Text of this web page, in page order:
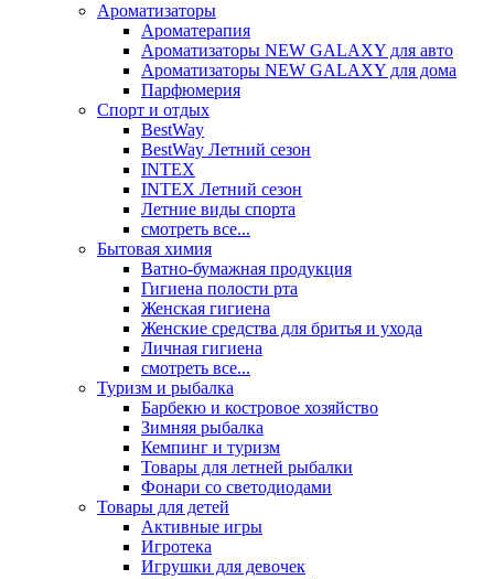
Ароматизаторы
Ароматерапия
Ароматизаторы NEW GALAXY для авто
Ароматизаторы NEW GALAXY для дома
Парфюмерия
Спорт и отдых
BestWay
BestWay Летний сезон
INTEX
INTEX Летний сезон
Летние виды спорта
смотреть все...
Бытовая химия
Ватно-бумажная продукция
Гигиена полости рта
Женская гигиена
Женские средства для бритья и ухода
Личная гигиена
смотреть все...
Туризм и рыбалка
Барбекю и костровое хозяйство
Зимняя рыбалка
Кемпинг и туризм
Товары для летней рыбалки
Фонари со светодиодами
Товары для детей
Активные игры
Игротека
Игрушки для девочек